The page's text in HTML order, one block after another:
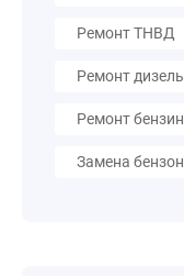
Ремонт ТНВД
Ремонт
Ремонт
Замена